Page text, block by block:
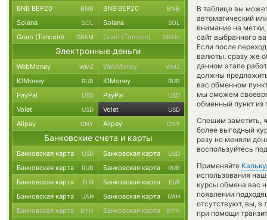
В таблице вы
автоматический
внимание на
сайт выбранного
Если после
валюты, сразу же
данном этапе
должны
вас обменном
мы сможем
обменный пункт из
Спешим заметить,
более выгодный
разу не меняли
воспользуйтесь
Применяйте
использования
курсы обмена вас
появлении
отсутствуют, вы, в
при помощи
BNB BEP20 BNB BNB BEP20 BNB
Solana SOL Solana SOL
Gram (Toncoin) GRAM Gram (Toncoin) GRAM
Электронные деньги
WebMoney WMZ WebMoney WMZ
ЮMoney RUB ЮMoney RUB
PayPal USD PayPal USD
Volet USD Volet USD
Alipay CNY Alipay CNY
Банковские счета и карты
Банковская карта USD Банковская карта USD
Банковская карта RUB Банковская карта RUB
Банковская карта EUR Банковская карта EUR
Банковская карта UAH Банковская карта UAH
Банковская карта BYN Банковская карта BYN